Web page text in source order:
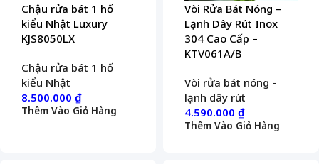
Chậu rửa bát 1 hố
kiểu Nhật Luxury
KJS8050LX
Chậu rửa bát 1 hố
kiểu Nhật
8.500.000 ₫
Thêm Vào Giỏ Hàng
Vòi Rửa Bát Nóng –
Lạnh Dây Rút Inox
304 Cao Cấp –
KTV061A/B
Vòi rửa bát nóng -
lạnh dây rút
4.590.000 ₫
Thêm Vào Giỏ Hàng